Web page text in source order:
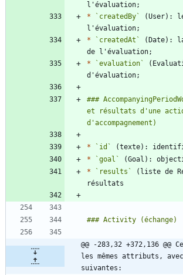
*
`createdBy`
(User):
*
`createdAt`
(Date):
*
`evaluation`
###
et résultats d'une
* `id`
*
`goal`
*
`results`
(liste de
@@ -283,32 +372,136 @@
les mêmes attributs,
suivantes: